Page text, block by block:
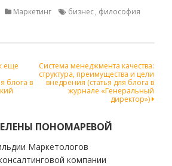
Маркетинг бизнес, философия
еще
блога в
Система менеджмента качества:
структура, преимущества и цели
внедрения (статья для блога в
журнале «Генеральный
директор»)
ПОНОМАРЕВОЙ
Маркетологов
компании